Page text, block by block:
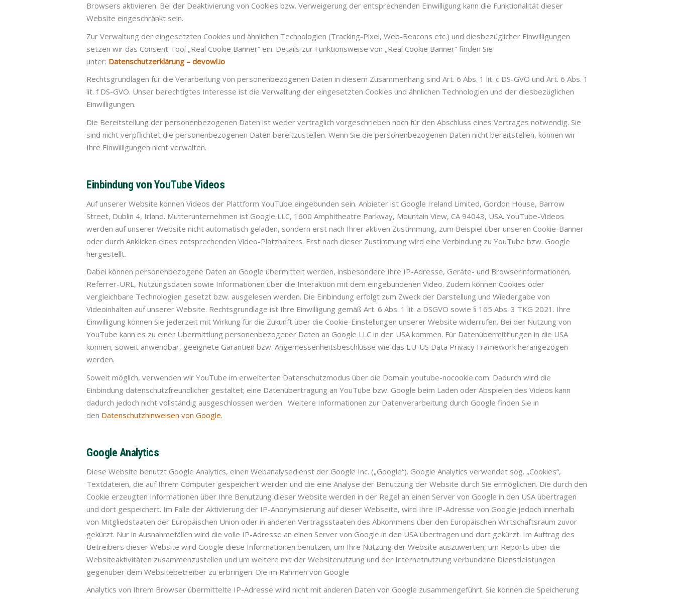
Browsers aktivieren. Bei der Deaktivierung von Cookies bzw. Verweigerung der entsprechenden Einwilligung kann die Funktionalität dieser
Website eingeschränkt sein.
Zur Verwaltung der eingesetzten Cookies und ähnlichen Technologien (Tracking-Pixel, Web-Beacons etc.) und diesbezüglicher Einwilligungen
setzen wir das Consent Tool „Real Cookie Banner“ ein. Details zur Funktionsweise von „Real Cookie Banner“ finden Sie
unter: Datenschutzerklärung – devowl.io
Rechtsgrundlagen für die Verarbeitung von personenbezogenen Daten in diesem Zusammenhang sind Art. 6 Abs. 1 lit. c DS-GVO und Art. 6 Abs. 1
lit. f DS-GVO. Unser berechtigtes Interesse ist die Verwaltung der eingesetzten Cookies und ähnlichen Technologien und der diesbezüglichen
Einwilligungen.
Die Bereitstellung der personenbezogenen Daten ist weder vertraglich vorgeschrieben noch für den Abschluss eines Vertrages notwendig. Sie
sind nicht verpflichtet die personenbezogenen Daten bereitzustellen. Wenn Sie die personenbezogenen Daten nicht bereitstellen, können wir
Ihre Einwilligungen nicht verwalten.
Einbindung von YouTube Videos
Auf unserer Website können Videos der Plattform YouTube eingebunden sein. Anbieter ist Google Ireland Limited, Gordon House, Barrow
Street, Dublin 4, Irland. Mutterunternehmen ist Google LLC, 1600 Amphitheatre Parkway, Mountain View, CA 94043, USA. YouTube-Videos
werden auf unserer Website nicht automatisch geladen, sondern erst nach Ihrer aktiven Zustimmung, zum Beispiel über unseren Cookie-Banner
oder durch Anklicken eines entsprechenden Video-Platzhalters. Erst nach dieser Zustimmung wird eine Verbindung zu YouTube bzw. Google
hergestellt.
Dabei können personenbezogene Daten an Google übermittelt werden, insbesondere Ihre IP-Adresse, Geräte- und Browserinformationen,
Referrer-URL, Nutzungsdaten sowie Informationen über die Interaktion mit dem eingebundenen Video. Zudem können Cookies oder
vergleichbare Technologien gesetzt bzw. ausgelesen werden. Die Einbindung erfolgt zum Zweck der Darstellung und Wiedergabe von
Videoinhalten auf unserer Website. Rechtsgrundlage ist Ihre Einwilligung gemäß Art. 6 Abs. 1 lit. a DSGVO sowie § 165 Abs. 3 TKG 2021. Ihre
Einwilligung können Sie jederzeit mit Wirkung für die Zukunft über die Cookie-Einstellungen unserer Website widerrufen. Bei der Nutzung von
YouTube kann es zu einer Übermittlung personenbezogener Daten an Google LLC in den USA kommen. Für Datenübermittlungen in die USA
können, soweit anwendbar, geeignete Garantien bzw. Angemessenheitsbeschlüsse wie das EU-US Data Privacy Framework herangezogen
werden.
Soweit möglich, verwenden wir YouTube im erweiterten Datenschutzmodus über die Domain youtube-nocookie.com. Dadurch wird die
Einbindung datenschutzfreundlicher gestaltet; eine Datenübertragung an YouTube bzw. Google beim Laden oder Abspielen des Videos kann
dadurch jedoch nicht vollständig ausgeschlossen werden. Weitere Informationen zur Datenverarbeitung durch Google finden Sie in
den Datenschutzhinweisen von Google.
Google Analytics
Diese Website benutzt Google Analytics, einen Webanalysedienst der Google Inc. („Google“). Google Analytics verwendet sog. „Cookies“,
Textdateien, die auf Ihrem Computer gespeichert werden und die eine Analyse der Benutzung der Website durch Sie ermöglichen. Die durch den
Cookie erzeugten Informationen über Ihre Benutzung dieser Website werden in der Regel an einen Server von Google in den USA übertragen
und dort gespeichert. Im Falle der Aktivierung der IP-Anonymisierung auf dieser Webseite, wird Ihre IP-Adresse von Google jedoch innerhalb
von Mitgliedstaaten der Europäischen Union oder in anderen Vertragsstaaten des Abkommens über den Europäischen Wirtschaftsraum zuvor
gekürzt. Nur in Ausnahmefällen wird die volle IP-Adresse an einen Server von Google in den USA übertragen und dort gekürzt. Im Auftrag des
Betreibers dieser Website wird Google diese Informationen benutzen, um Ihre Nutzung der Website auszuwerten, um Reports über die
Websiteaktivitäten zusammenzustellen und um weitere mit der Websitenutzung und der Internetnutzung verbundene Dienstleistungen
gegenüber dem Websitebetreiber zu erbringen. Die im Rahmen von Google
Analytics von Ihrem Browser übermittelte IP-Adresse wird nicht mit anderen Daten von Google zusammengeführt. Sie können die Speicherung